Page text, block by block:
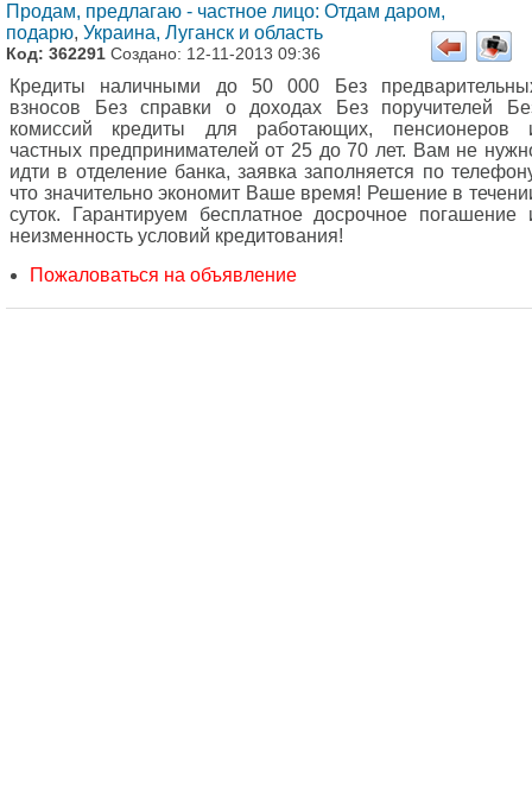
Продам, предлагаю - частное лицо: Отдам даром,
подарю, Украина, Луганск и область
Код: 362291 Создано: 12-11-2013 09:36
Кредиты наличными до 50 000 Без
взносов Без справки о доходах Без поручителей
комиссий кредиты для работающих, пенсионеров
частных предпринимателей от 25 до 70 лет. Вам не
идти в отделение банка, заявка заполняется по
что значительно экономит Ваше время! Решение в
суток. Гарантируем бесплатное досрочное погашение
неизменность условий кредитования!
Пожаловаться на объявление